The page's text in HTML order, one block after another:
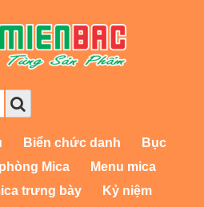
Biển chức danh
Bục
Mica
Menu mica
trưng bày
Kỷ niệm